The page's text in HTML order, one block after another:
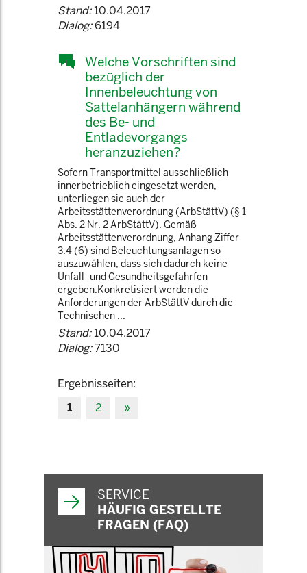
Stand:10.04.2017
Dialog:6194
Welche Vorschriften sind
bezüglich der
Innenbeleuchtung von
Sattelanhängern während
des Be- und
Entladevorgangs
heranzuziehen?
Sofern Transportmittel ausschließlich
innerbetrieblich eingesetzt werden,
unterliegen sie auch der
Arbeitsstättenverordnung (ArbStättV) (§ 1
Abs. 2 Nr. 2 ArbStättV). Gemäß
Arbeitsstättenverordnung, Anhang Ziffer
3.4 (6) sind Beleuchtungsanlagen so
auszuwählen, dass sich dadurch keine
Unfall- und Gesundheitsgefahrfen
ergeben.Konkretisiert werden die
Anforderungen der ArbStättV durch die
Technischen ...
Stand:10.04.2017
Dialog:7130
Ergebnisseiten:
1
2 »
SERVICE
HÄUFIG GESTELLTE
FRAGEN (FAQ)